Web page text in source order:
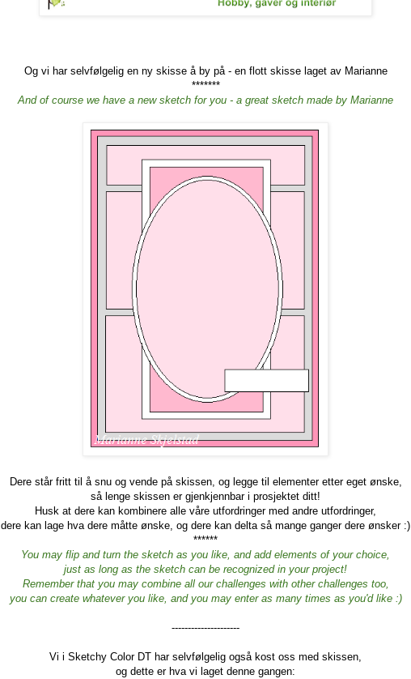
Og vi har selvfølgelig en ny skisse å by på - en flott skisse laget av Marianne
*******
And of course we have a new sketch for you - a great sketch made by Marianne
Dere står fritt til å snu og vende på skissen, og legge til elementer etter eget ønske,
så lenge skissen er gjenkjennbar i prosjektet ditt!
Husk at dere kan kombinere alle våre utfordringer med andre utfordringer,
dere kan lage hva dere måtte ønske, og dere kan delta så mange ganger dere ønsker :)
******
You may flip and turn the sketch as you like, and add elements of your choice,
just as long as the sketch can be recognized in your project!
Remember that you may combine all our challenges with other challenges too,
you can create whatever you like, and you may enter as many times as you'd like :)
---------------------
Vi i Sketchy Color DT har selvfølgelig også kost oss med skissen,
og dette er hva vi laget denne gangen: